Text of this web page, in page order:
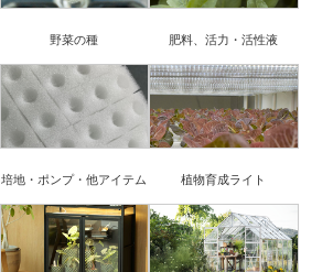
野菜の種 肥料、活力・活性液
培地・ポンプ・他アイテム 植物育成ライト